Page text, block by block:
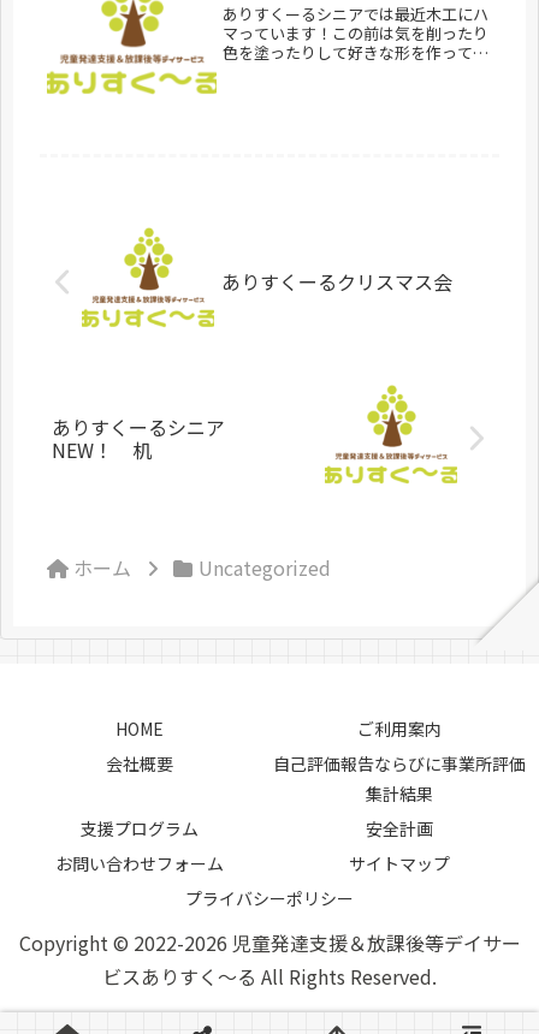
ありすくーるシニアでは最近木工にハ
マっています！この前は気を削ったり
色を塗ったりして好きな形を作ってい
ありすくーるクリスマス会
ありすくーるシニア
NEW！ 机
ホーム Uncategorized
HOME
ご利用案内
会社概要
自己評価報告ならびに事業所評価
集計結果
支援プログラム
安全計画
お問い合わせフォーム
サイトマップ
プライバシーポリシー
Copyright © 2022-2026 児童発達支援＆放課後等デイサー
ビスありすく～る All Rights Reserved.